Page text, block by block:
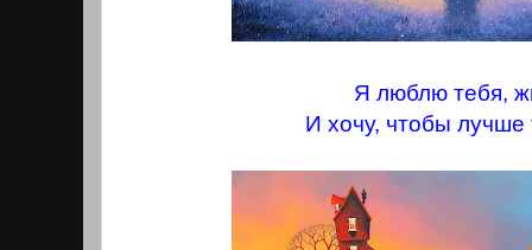
Я люблю тебя,
И хочу, чтобы лучше